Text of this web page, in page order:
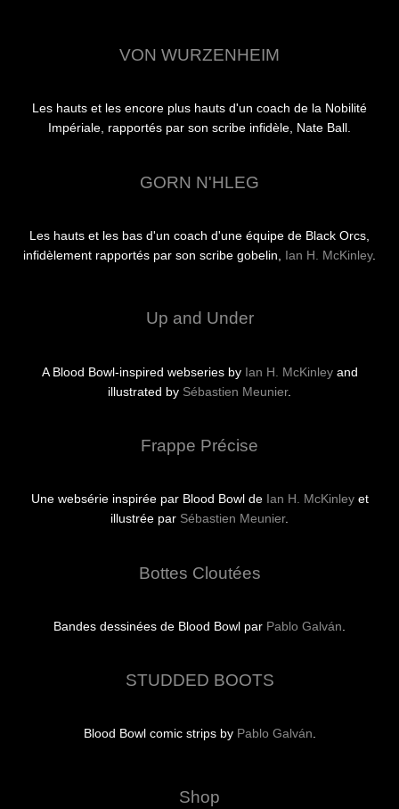
VON WURZENHEIM
Les hauts et les encore plus hauts d'un coach de la Nobilité
Impériale, rapportés par son scribe infidèle, Nate Ball.
GORN N'HLEG
Les hauts et les bas d'un coach d'une équipe de Black Orcs,
infidèlement rapportés par son scribe gobelin, Ian H. McKinley.
Up and Under
A Blood Bowl-inspired webseries by Ian H. McKinleyand
illustrated by Sébastien Meunier.
Frappe Précise
Une websérie inspirée par Blood Bowl de Ian H. McKinleyet
illustrée par Sébastien Meunier.
Bottes Cloutées
Bandes dessinées de Blood Bowl par Pablo Galván
STUDDED BOOTS
Blood Bowl comic strips by Pablo Galván.
Shop